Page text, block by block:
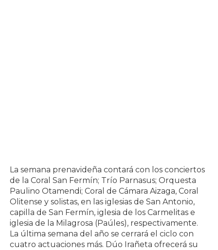
La semana prenavideña contará con los conciertos
de la Coral San Fermín; Trío Parnasus; Orquesta
Paulino Otamendi; Coral de Cámara Aizaga, Coral
Olitense y solistas, en las iglesias de San Antonio,
capilla de San Fermín, iglesia de los Carmelitas e
iglesia de la Milagrosa (Paúles), respectivamente.
La última semana del año se cerrará el ciclo con
cuatro actuaciones más. Dúo Irañeta ofrecerá su